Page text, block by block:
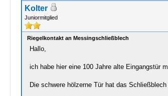
Kolter
Juniormitglied
Riegelkontakt an Messingschließblech
Hallo,
ich habe hier eine 100 Jahre alte Eingangstür
Die schwere hölzerne Tür hat das